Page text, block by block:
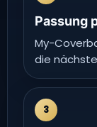
Passung
My-
die
3